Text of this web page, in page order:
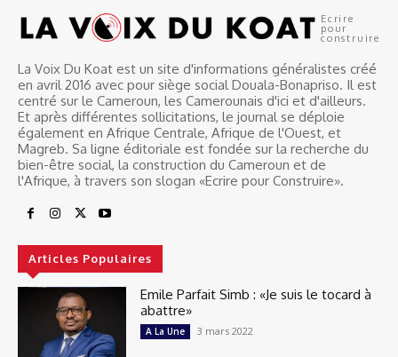
Ecrire
pour
construire
La Voix Du Koat est un site d'informations généralistes créé
en avril 2016 avec pour siège social Douala-Bonapriso. Il est
centré sur le Cameroun, les Camerounais d'ici et d'ailleurs.
Et après différentes sollicitations, le journal se déploie
également en Afrique Centrale, Afrique de l'Ouest, et
Magreb. Sa ligne éditoriale est fondée sur la recherche du
bien-être social, la construction du Cameroun et de
l'Afrique, à travers son slogan «Ecrire pour Construire».
Articles Populaires
Emile Parfait Simb : «Je suis le tocard à
abattre»
A La Une 3 mars 2022